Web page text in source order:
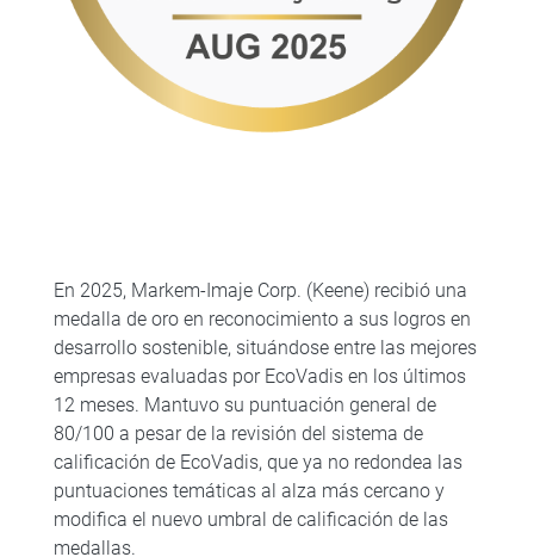
En 2025, Markem-Imaje Corp. (Keene) recibió una
medalla de oro en reconocimiento a sus logros en
desarrollo sostenible, situándose entre las mejores
empresas evaluadas por EcoVadis en los últimos
12 meses. Mantuvo su puntuación general de
80/100 a pesar de la revisión del sistema de
calificación de EcoVadis, que ya no redondea las
puntuaciones temáticas al alza más cercano y
modifica el nuevo umbral de calificación de las
medallas.